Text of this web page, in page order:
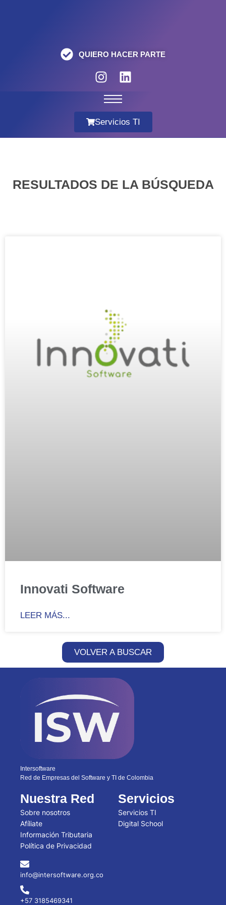
QUIERO HACER PARTE
Servicios TI
RESULTADOS DE LA BÚSQUEDA
Innovati Software
LEER MÁS...
VOLVER A BUSCAR
Intersoftware
Red de Empresas del Software y TI de Colombia
Nuestra Red
Sobre nosotros
Afíliate
Información Tributaria
Política de Privacidad
Servicios
Servicios TI
Digital School
info@intersoftware.org.co
+57 3185469341